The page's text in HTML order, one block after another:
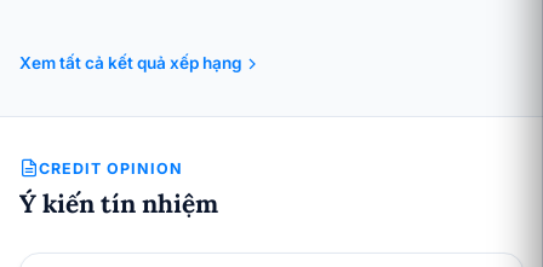
Xem tất cả kết quả xếp hạng
CREDIT OPINION
Ý kiến tín nhiệm